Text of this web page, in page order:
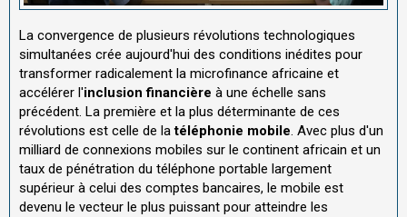
La convergence de plusieurs révolutions technologiques
simultanées crée aujourd'hui des conditions inédites pour
transformer radicalement la microfinance africaine et
accélérer l'inclusion financière à une échelle sans
précédent. La première et la plus déterminante de ces
révolutions est celle de latéléphonie mobile. Avec plus d'un
milliard de connexions mobiles sur le continent africain et un
taux de pénétration du téléphone portable largement
supérieur à celui des comptes bancaires, le mobile est
devenu le vecteur le plus puissant pour atteindre les